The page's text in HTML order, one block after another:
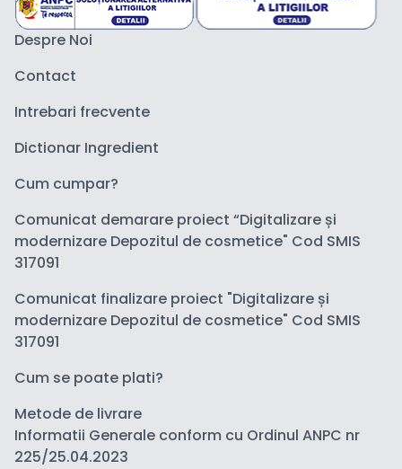
Despre Noi
Contact
Intrebari frecvente
Dictionar Ingredient
Cum cumpar?
Comunicat demarare proiect “Digitalizare și
modernizare Depozitul de cosmetice" Cod SMIS
317091
Comunicat finalizare proiect "Digitalizare și
modernizare Depozitul de cosmetice" Cod SMIS
317091
Cum se poate plati?
Metode de livrare
Informatii Generale conform cu Ordinul ANPC nr
225/25.04.2023